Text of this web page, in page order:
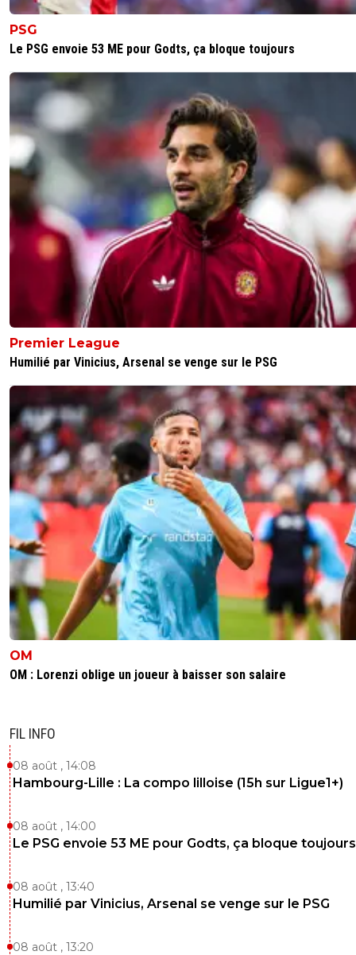
PSG
Le PSG envoie 53 ME pour Godts, ça bloque toujours
Premier League
Humilié par Vinicius, Arsenal se venge sur le PSG
OM
OM : Lorenzi oblige un joueur à baisser son salaire
FIL INFO
08 août , 14:08
Hambourg-Lille : La compo lilloise (15h sur Ligue1+)
08 août , 14:00
Le PSG envoie 53 ME pour Godts, ça bloque toujours
08 août , 13:40
Humilié par Vinicius, Arsenal se venge sur le PSG
08 août , 13:20